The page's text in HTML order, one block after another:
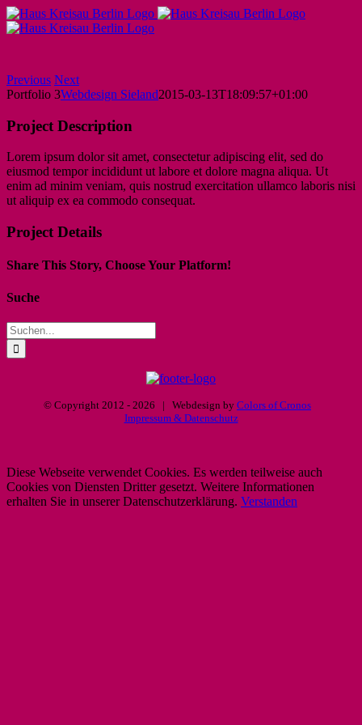
Skip
to
Previous Next
Portfolio 3Webdesign Sieland2015-03-13T18:09:57+01:00
Project Description
Lorem ipsum dolor sit amet, consectetur adipiscing elit, sed do
eiusmod tempor incididunt ut labore et dolore magna aliqua. Ut
enim ad minim veniam, quis nostrud exercitation ullamco laboris nisi
ut aliquip ex ea commodo consequat.
Project Details
Share This Story, Choose Your Platform!
Facebook
Twitter
Reddit
LinkedIn
WhatsApp
Pinterest
Suche
Suche
nach:
© Copyright 2012 - 2026 | Webdesign by Colors of Cronos
Impressum & Datenschutz
Diese Webseite verwendet Cookies. Es werden teilweise auch
Cookies von Diensten Dritter gesetzt. Weitere Informationen
erhalten Sie in unserer Datenschutzerklärung. Verstanden